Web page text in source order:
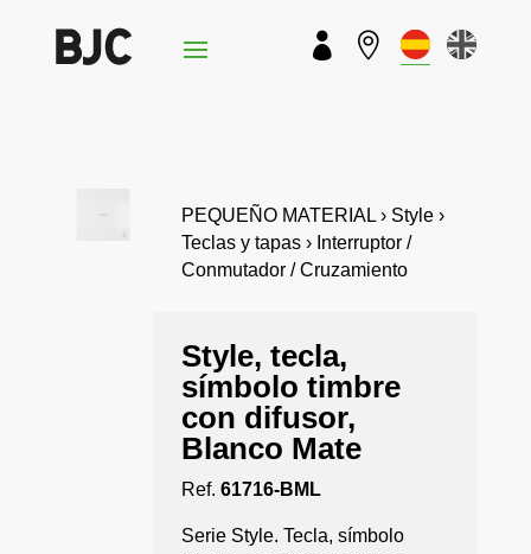
 
PEQUEÑO MATERIAL › Style ›
Teclas y tapas › Interruptor /
Conmutador / Cruzamiento
Style, tecla,
símbolo timbre
con difusor,
Blanco Mate
Ref.61716-BML
Serie Style. Tecla, símbolo